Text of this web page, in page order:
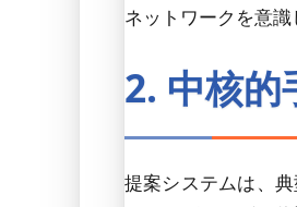
ネットワークを意
2. 中核
提案システムは、